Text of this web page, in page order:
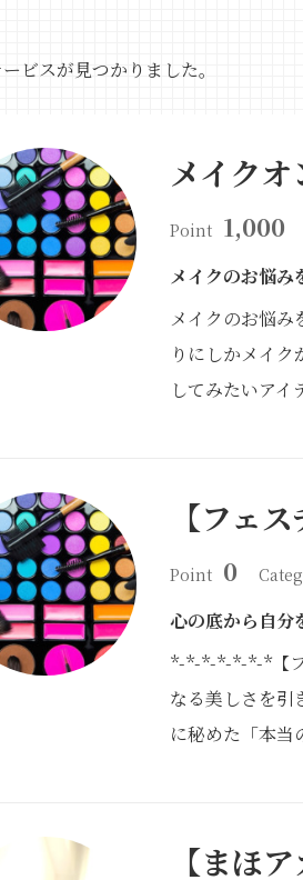
ビスが見つかりました。
メイク
Point 1,000
メイクのお悩み
メイクのお悩み
りにしかメイ
してみたいア
【フェ
Point 0
心の底から自分
*-*-*-*-*-*-*【フ
なる美しさを引
に秘めた「本
【まほ